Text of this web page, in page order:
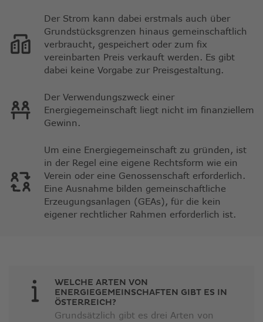
Der Strom kann dabei erstmals auch über
Grundstücksgrenzen hinaus gemeinschaftlich
verbraucht, gespeichert oder zum fix
vereinbarten Preis verkauft werden. Es gibt
dabei keine Vorgabe zur Preisgestaltung.
Der Verwendungszweck einer
Energiegemeinschaft liegt nicht im finanziellem
Gewinn.
Um eine Energiegemeinschaft zu gründen, ist
in der Regel eine eigene Rechtsform wie ein
Verein oder eine Genossenschaft erforderlich.
Eine Ausnahme bilden gemeinschaftliche
Erzeugungsanlagen (GEAs), für die kein
eigener rechtlicher Rahmen erforderlich ist.
WELCHE ARTEN VON
ENERGIEGEMEINSCHAFTEN GIBT ES IN
ÖSTERREICH?
Grundsätzlich gibt es drei Arten von